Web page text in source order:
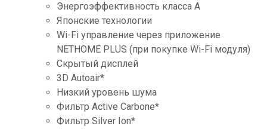
Энергоэффективность класса А
Японские технологии
Wi-Fi управление через приложение
NETHOME PLUS (при покупке Wi-Fi модуля)
Скрытый дисплей
3D Autoair*
Низкий уровень шума
Фильтр Active Carbone*
Фильтр Silver Ion*